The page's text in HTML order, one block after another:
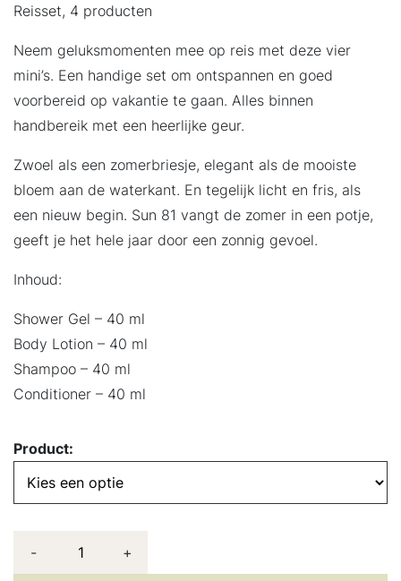
Reisset, 4 producten
Neem geluksmomenten mee op reis met deze vier
mini’s. Een handige set om ontspannen en goed
voorbereid op vakantie te gaan. Alles binnen
handbereik met een heerlijke geur.
Zwoel als een zomerbriesje, elegant als de mooiste
bloem aan de waterkant. En tegelijk licht en fris, als
een nieuw begin. Sun 81 vangt de zomer in een potje,
geeft je het hele jaar door een zonnig gevoel.
Inhoud:
Shower Gel – 40 ml
Body Lotion – 40 ml
Shampoo – 40 ml
Conditioner – 40 ml
Product:
- +